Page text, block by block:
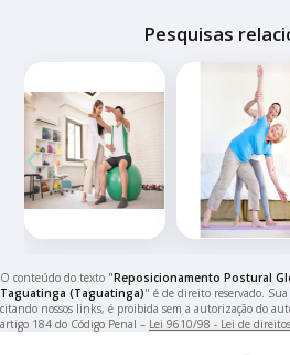
Pesquisas
‹
O conteúdo do texto "Reposicionamento Postural
Taguatinga (Taguatinga)" é de direito reservado.
citando nossos links, é proibida sem a autorização do
artigo 184 do Código Penal – Lei 9610/98 - Lei de